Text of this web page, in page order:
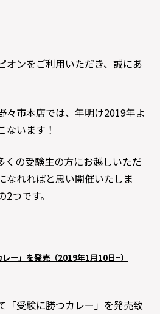
オンをご利用いただき、誠にあ
々市本店では、年明け2019年よ
ないます！
くの受験生の方にお越しいただ
なれればと思い開催いたしま
つです。
ー」を発売（2019年1月10日~）
「受験に勝つカレー」を発売致